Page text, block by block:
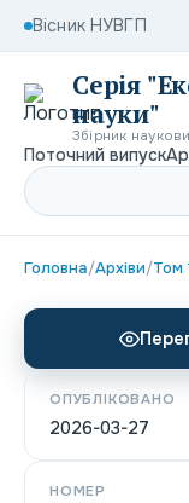
Вісник НУВГП
Серія
науки"
Збірник
Поточний випуск
Головна/Архіви/Том
ОПУБЛІКОВАНО
2026-03-27
НОМЕР